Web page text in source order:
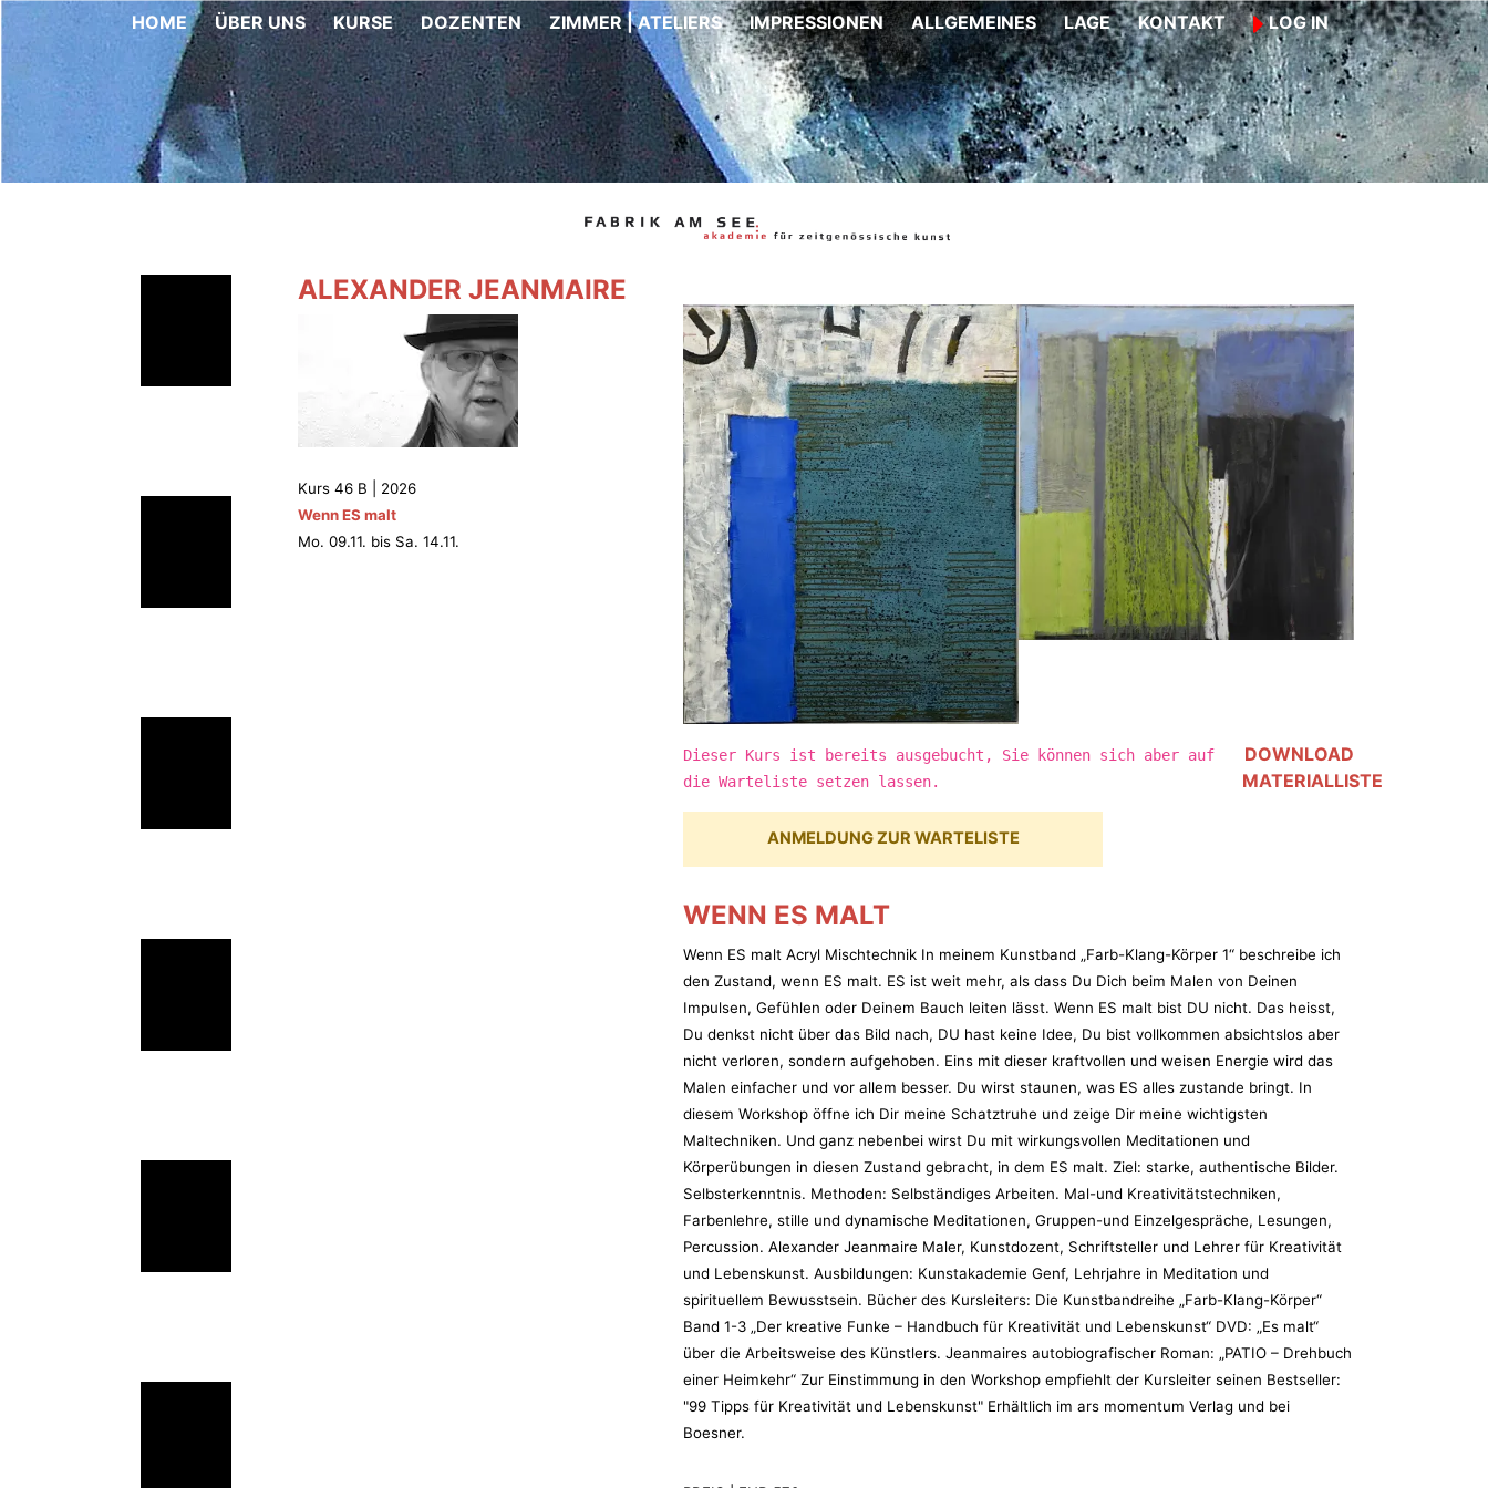
HOME ÜBER UNS KURSE DOZENTEN ZIMMER | ATELIERS IMPRESSIONEN ALLGEMEINES LAGE KONTAKT LOG IN
ALEXANDER JEANMAIRE
Kurs 46 B | 2026
Wenn ES malt
Mo. 09.11. bis Sa. 14.11.
Dieser Kurs ist bereits ausgebucht, Sie können sich aber auf
die Warteliste setzen lassen.
ANMELDUNG ZUR WARTELISTE
DOWNLOAD
MATERIALLISTE
WENN ES MALT
Wenn ES malt Acryl Mischtechnik In meinem Kunstband „Farb-Klang-Körper 1“ beschreibe ich
den Zustand, wenn ES malt. ES ist weit mehr, als dass Du Dich beim Malen von Deinen
Impulsen, Gefühlen oder Deinem Bauch leiten lässt. Wenn ES malt bist DU nicht. Das heisst,
Du denkst nicht über das Bild nach, DU hast keine Idee, Du bist vollkommen absichtslos aber
nicht verloren, sondern aufgehoben. Eins mit dieser kraftvollen und weisen Energie wird das
Malen einfacher und vor allem besser. Du wirst staunen, was ES alles zustande bringt. In
diesem Workshop öffne ich Dir meine Schatztruhe und zeige Dir meine wichtigsten
Maltechniken. Und ganz nebenbei wirst Du mit wirkungsvollen Meditationen und
Körperübungen in diesen Zustand gebracht, in dem ES malt. Ziel: starke, authentische Bilder.
Selbsterkenntnis. Methoden: Selbständiges Arbeiten. Mal-und Kreativitätstechniken,
Farbenlehre, stille und dynamische Meditationen, Gruppen-und Einzelgespräche, Lesungen,
Percussion. Alexander Jeanmaire Maler, Kunstdozent, Schriftsteller und Lehrer für Kreativität
und Lebenskunst. Ausbildungen: Kunstakademie Genf, Lehrjahre in Meditation und
spirituellem Bewusstsein. Bücher des Kursleiters: Die Kunstbandreihe „Farb-Klang-Körper“
Band 1-3 „Der kreative Funke – Handbuch für Kreativität und Lebenskunst“ DVD: „Es malt“
über die Arbeitsweise des Künstlers. Jeanmaires autobiografischer Roman: „PATIO – Drehbuch
einer Heimkehr“ Zur Einstimmung in den Workshop empfiehlt der Kursleiter seinen Bestseller:
"99 Tipps für Kreativität und Lebenskunst" Erhältlich im ars momentum Verlag und bei
Boesner.